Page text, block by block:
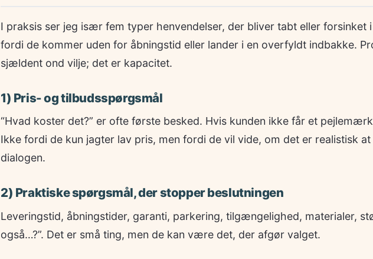
I praksis ser jeg især fem typer henvendelser, der bliver tabt eller forsinket i
fordi de kommer uden for åbningstid eller lander i en overfyldt indbakke.
sjældent ond vilje; det er kapacitet.
1) Pris- og tilbudsspørgsmål
“Hvad koster det?” er ofte første besked. Hvis kunden ikke får et
Ikke fordi de kun jagter lav pris, men fordi de vil vide, om det er realistisk
dialogen.
2) Praktiske spørgsmål, der stopper beslutningen
Leveringstid, åbningstider, garanti, parkering, tilgængelighed, materialer,
også…?”. Det er små ting, men de kan være det, der afgør valget.